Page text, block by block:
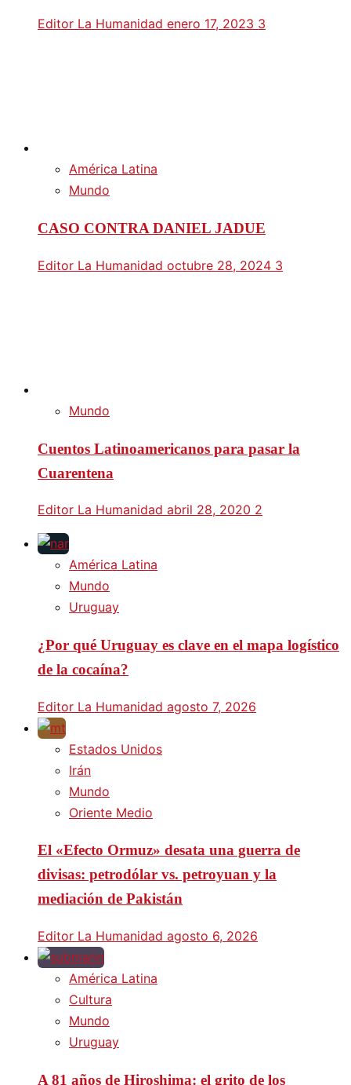
Editor La Humanidad enero 17, 2023 3
América Latina
Mundo
CASO CONTRA DANIEL JADUE
Editor La Humanidad octubre 28, 2024 3
Mundo
Cuentos Latinoamericanos para pasar la
Cuarentena
Editor La Humanidad abril 28, 2020 2
América Latina
Mundo
Uruguay
¿Por qué Uruguay es clave en el mapa logístico
de la cocaína?
Editor La Humanidad agosto 7, 2026
Estados Unidos
Irán
Mundo
Oriente Medio
El «Efecto Ormuz» desata una guerra de
divisas: petrodólar vs. petroyuan y la
mediación de Pakistán
Editor La Humanidad agosto 6, 2026
América Latina
Cultura
Mundo
Uruguay
A 81 años de Hiroshima: el grito de los